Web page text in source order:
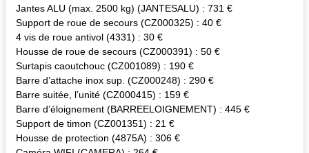
Jantes ALU (max. 2500 kg) (JANTESALU) : 731 €
Support de roue de secours (CZ000325) : 40 €
4 vis de roue antivol (4331) : 30 €
Housse de roue de secours (CZ000391) : 50 €
Surtapis caoutchouc (CZ001089) : 190 €
Barre d’attache inox sup. (CZ000248) : 290 €
Barre suitée, l’unité (CZ000415) : 159 €
Barre d’éloignement (BARREELOIGNEMENT) : 445 €
Support de timon (CZ001351) : 21 €
Housse de protection (4875A) : 306 €